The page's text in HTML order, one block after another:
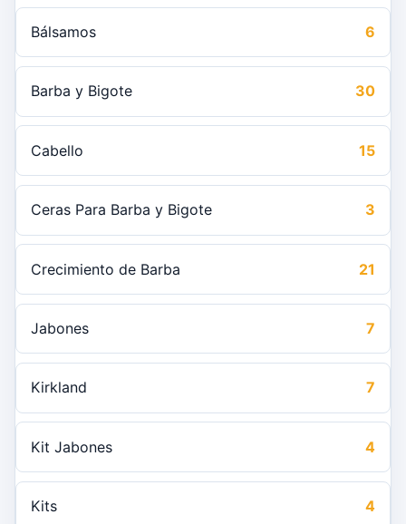
Bálsamos 6
Barba y Bigote 30
Cabello 15
Ceras Para Barba y Bigote 3
Crecimiento de Barba 21
Jabones 7
Kirkland 7
Kit Jabones 4
Kits 4